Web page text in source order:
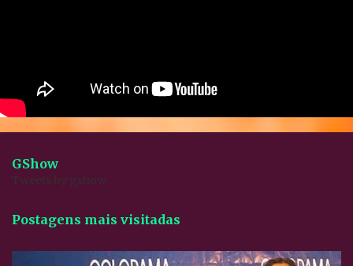
GShow
Tweets by gshow
Postagens mais visitadas